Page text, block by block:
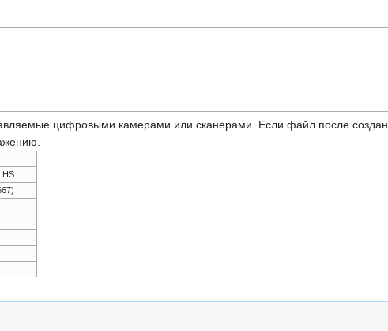
цифровыми камерами или сканерами. Если файл после
HS